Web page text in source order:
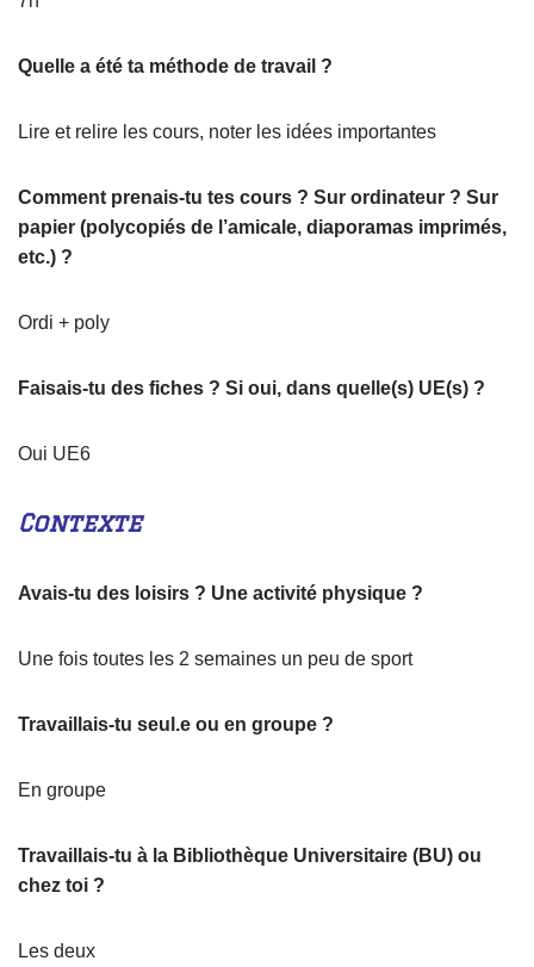
Quelle a été ta méthode de travail ?
Lire et relire les cours, noter les idées importantes
Comment prenais-tu tes cours ? Sur ordinateur ? Sur
papier (polycopiés de l’amicale, diaporamas imprimés,
etc.) ?
Ordi + poly
Faisais-tu des fiches ? Si oui, dans quelle(s) UE(s) ?
Oui UE6
Contexte
Avais-tu des loisirs ? Une activité physique ?
Une fois toutes les 2 semaines un peu de sport
Travaillais-tu seul.e ou en groupe ?
En groupe
Travaillais-tu à la Bibliothèque Universitaire (BU) ou
chez toi ?
Les deux